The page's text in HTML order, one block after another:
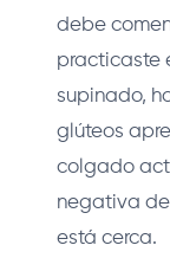
debe
practicaste
supinado,
glúteos
colgado
negativa
está cerca.